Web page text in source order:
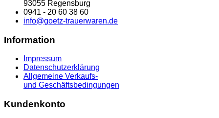
93055 Regensburg
0941 - 20 60 38 60
info@goetz-trauerwaren.de
Information
Impressum
Datenschutzerklärung
Allgemeine Verkaufs-
und Geschäftsbedingungen
Kundenkonto